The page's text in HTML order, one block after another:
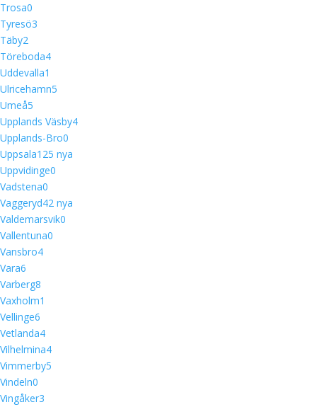
Trosa0
Tyresö3
Täby2
Töreboda4
Uddevalla1
Ulricehamn5
Umeå5
Upplands Väsby4
Upplands-Bro0
Uppsala125 nya
Uppvidinge0
Vadstena0
Vaggeryd42 nya
Valdemarsvik0
Vallentuna0
Vansbro4
Vara6
Varberg8
Vaxholm1
Vellinge6
Vetlanda4
Vilhelmina4
Vimmerby5
Vindeln0
Vingåker3